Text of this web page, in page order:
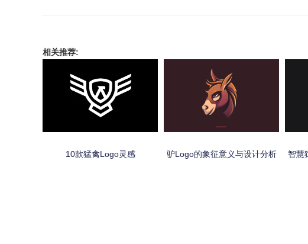
相关推荐:
10款猛禽Logo灵感 驴Logo的象征意义与设计分析
智慧